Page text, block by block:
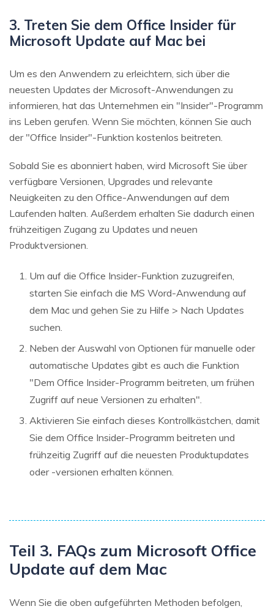
3. Treten Sie dem Office Insider für
Microsoft Update auf Mac bei
Um es den Anwendern zu erleichtern, sich über die
neuesten Updates der Microsoft-Anwendungen zu
informieren, hat das Unternehmen ein "Insider"-Programm
ins Leben gerufen. Wenn Sie möchten, können Sie auch
der "Office Insider"-Funktion kostenlos beitreten.
Sobald Sie es abonniert haben, wird Microsoft Sie über
verfügbare Versionen, Upgrades und relevante
Neuigkeiten zu den Office-Anwendungen auf dem
Laufenden halten. Außerdem erhalten Sie dadurch einen
frühzeitigen Zugang zu Updates und neuen
Produktversionen.
Um auf die Office Insider-Funktion zuzugreifen,
starten Sie einfach die MS Word-Anwendung auf
dem Mac und gehen Sie zu Hilfe > Nach Updates
suchen.
Neben der Auswahl von Optionen für manuelle oder
automatische Updates gibt es auch die Funktion
"Dem Office Insider-Programm beitreten, um frühen
Zugriff auf neue Versionen zu erhalten".
Aktivieren Sie einfach dieses Kontrollkästchen, damit
Sie dem Office Insider-Programm beitreten und
frühzeitig Zugriff auf die neuesten Produktupdates
oder -versionen erhalten können.
Teil 3. FAQs zum Microsoft Office
Update auf dem Mac
Wenn Sie die oben aufgeführten Methoden befolgen,